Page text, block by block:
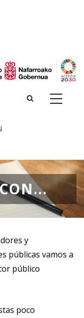
y
públicas vamos a
público
poco